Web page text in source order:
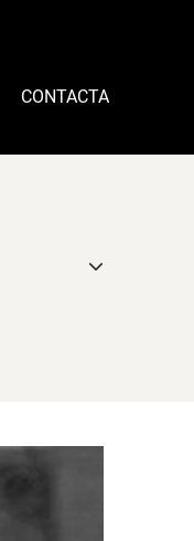
CONTACTA